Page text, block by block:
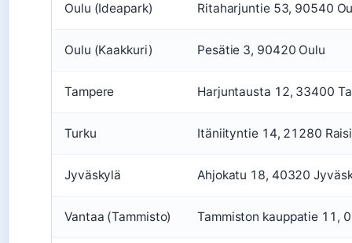
Oulu (Ideapark) Ritaharjuntie 53, 90540
Oulu (Kaakkuri) Pesätie 3, 90420 Oulu
Tampere Harjuntausta 12, 33400
Turku Itäniityntie 14, 21280
Jyväskylä Ahjokatu 18, 40320
Vantaa (Tammisto) Tammiston kauppatie 11,